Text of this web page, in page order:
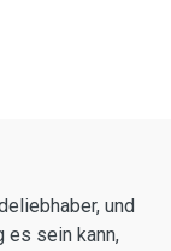
und
es sein kann,